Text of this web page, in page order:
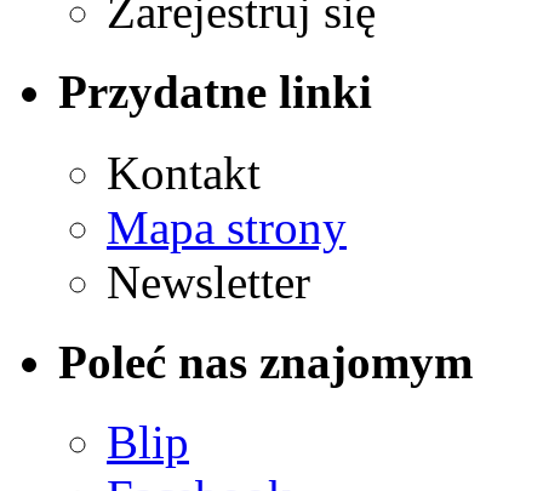
Zarejestruj się
Przydatne linki
Kontakt
Mapa strony
Newsletter
Poleć nas znajomym
Blip